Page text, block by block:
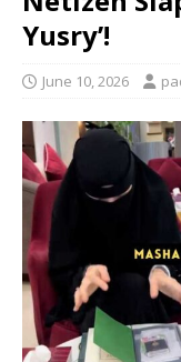
Yusry’!
June 10, 2026